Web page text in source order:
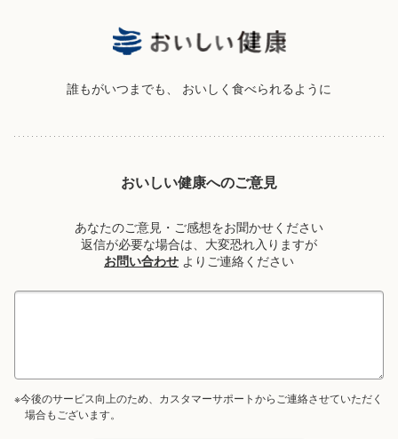
誰もがいつまでも、 おいしく食べられるように
おいしい健康へのご意見
あなたのご意見・ご感想をお聞かせください
返信が必要な場合は、大変恐れ入りますが
お問い合わせ よりご連絡ください
※今後のサービス向上のため、カスタマーサポートからご連絡させていただく
場合もございます。